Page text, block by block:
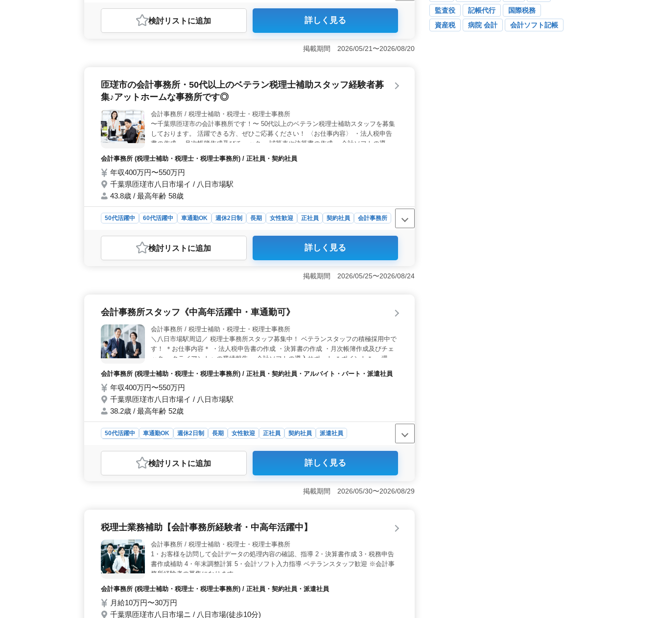
おすすめポイント
＜柔軟な勤務形態＞ 千葉県八街市にある税理士事務所での補助業務は、アルバイトやパート、
やすい環境です。残業がないためプライベートの時間を確保しながら働けます。 ＜魅力的な
月次・決算業務の対応や顧問先巡回業務、相続対策・申告など多岐にわたります。会計ソフトの
使用経験がある方は、スムーズに業務に取り組めます。担当者が企業情報をしっかりと引き継ぐ
ため、業務に早く慣れることができ、これまでの経験を存分に活かせる職場です。
検討リスト に追加 詳しく見る
掲載期間 2026/05/21〜2026/08/20
匝瑳市の会計事務所・50代以上のベテラン税理士補助スタッフ経験者募
集♪アットホームな事務所です◎
会計事務所 / 税理士補助・税理士・税理士事務所
〜千葉県匝瑳市の会計事務所です！〜 50代以上のベテラン税理士補助スタッフを募集
しております。 活躍できる方、ぜひご応募ください！ 〈お仕事内容〉 ・法人税申告
書の作成 ・月次帳簿作成及びチェック ・試算表や決算書の作成 ・会計ソフトの導入
サポート ・個人確定申告書の作成 などその他付随する業務 〈この求人のポイント〉
・会計ソフト：MJS（ミロク） ・マイカー通勤可 ・年間休日120日以上！ ・50代のス
タッフ大活躍中◎ アットホームな事務所です！ ご応募お待ちしております！
会計事務所 (税理士補助・税理士・税理士事務所) / 正社員・契約社員
年収400万円〜550万円
千葉県匝瑳市八日市場イ / 八日市場駅
43.8歳 / 最高年齢 58歳
50代活躍中 60代活躍中 車通勤OK 週休2日制 長期 女性歓迎 正社員 契約社員 会計事務所
おすすめポイント
＜経験を活かすチャンス＞ 匝瑳市の会計事務所では、5年以上の会計事務所での経験がある方
を募集しています。法人税申告書の作成や月次帳簿作成、会計ソフトの導入サポートなど、幅広
で、職場の雰囲気も良好です。マイカー通勤が可能であり、車での通勤もスムーズに行えます。
め、労働時間も適切に調整されています。
検討リスト に追加 詳しく見る
掲載期間 2026/05/25〜2026/08/24
会計事務所スタッフ《中高年活躍中・車通勤可》
会計事務所 / 税理士補助・税理士・税理士事務所
＼八日市場駅周辺／ 税理士事務所スタッフ募集中！ ベテランスタッフの積極採用中で
す！ ＊お仕事内容＊ ・法人税申告書の作成 ・決算書の作成 ・月次帳簿作成及びチェ
ック ・クライアントへの業績報告 ・会計ソフトの導入サポート ＊ポイント＊ ・週休2
日制 ・中高年活躍中 ・交通費支給 ・社会保険完備 ＼まずはお気軽にお問い合わせく
ださい／
会計事務所 (税理士補助・税理士・税理士事務所) / 正社員・契約社員・アルバイト・パート・派遣社員
年収400万円〜550万円
千葉県匝瑳市八日市場イ / 八日市場駅
38.2歳 / 最高年齢 52歳
50代活躍中 車通勤OK 週休2日制 長期 女性歓迎 正社員 契約社員
派遣社員
おすすめポイント
＜車通勤可で通勤ストレス軽減＞ 八日市場駅にも近い会計事務所での勤務。車通勤OK。交通
す。経験豊富なベテランスタッフと共に、経験を活かして働けます。 ＜安定した労働環境
検討リスト に追加 詳しく見る
掲載期間 2026/05/30〜2026/08/29
税理士業務補助【会計事務所経験者・中高年活躍中】
会計事務所 / 税理士補助・税理士・税理士事務所
1・お客様を訪問して会計データの処理内容の確認、指導 2・決算書作成 3・税務申告
書作成補助 4・年末調整計算 5・会計ソフト入力指導 ベテランスタッフ歓迎 ※会計事
務所経験者の募集になります。
会計事務所 (税理士補助・税理士・税理士事務所) / 正社員・契約社員・派遣社員
月給10万円〜30万円
千葉県匝瑳市八日市場ニ / 八日市場(徒歩10分)
監査役
記帳代行
国際税務
資産税
病院 会計 会計ソフト記帳